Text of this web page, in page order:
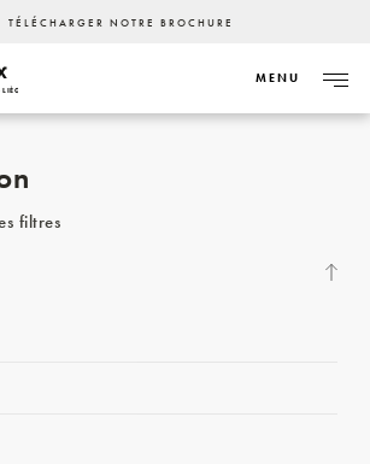
TÉLÉCHARGER NOTRE BROCHURE
MENU
filtres